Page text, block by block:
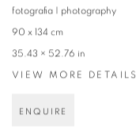
fotografia | photography
90 x 134 cm
35.43 × 52.76 in
VIEW MORE DETAILS
ENQUIRE